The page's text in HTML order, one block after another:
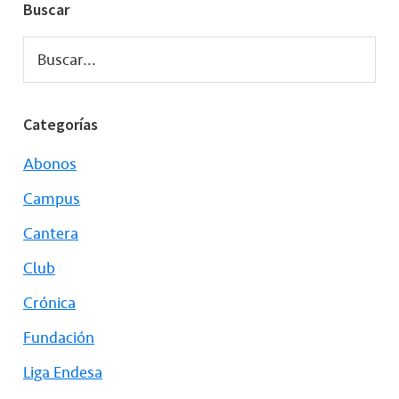
Buscar
Buscar...
Categorías
Abonos
Campus
Cantera
Club
Crónica
Fundación
Liga Endesa